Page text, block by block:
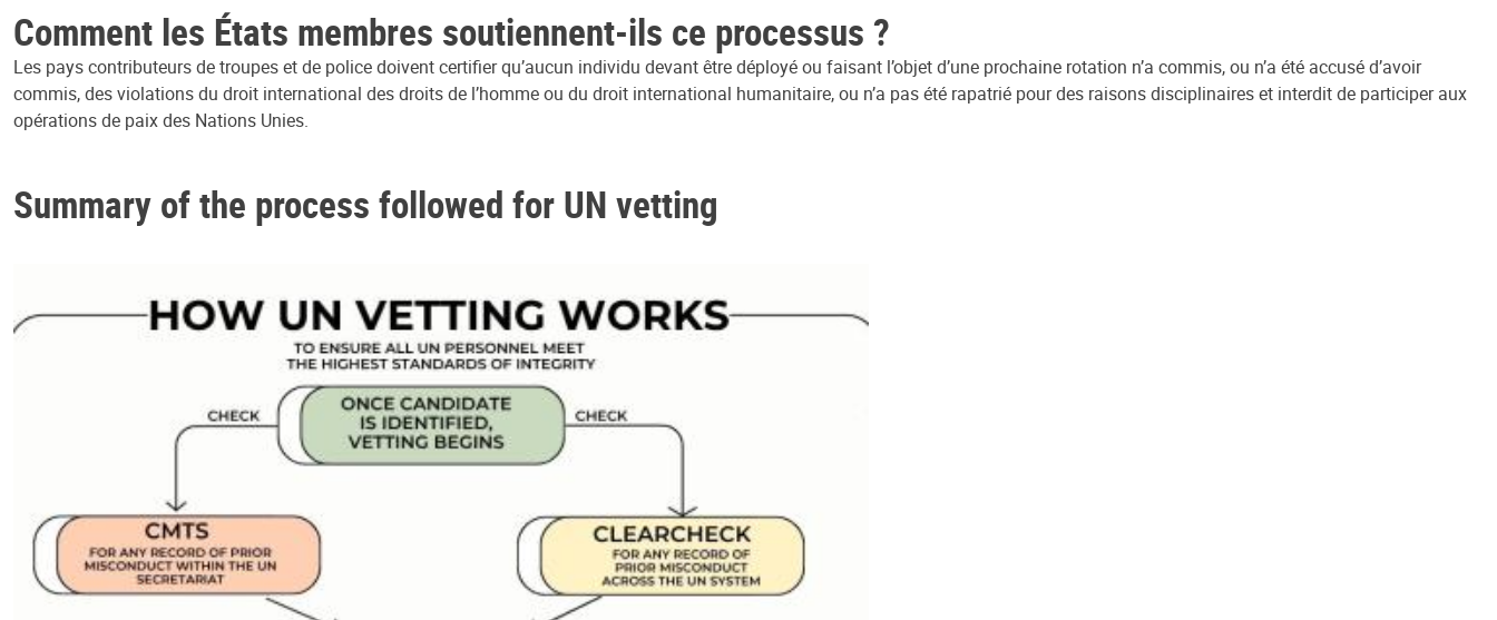
Comment les États membres soutiennent-ils ce processus ?
Les pays contributeurs de troupes et de police doivent certifier qu’aucun individu devant être déployé ou faisant l’objet d’une prochaine rotation n’a commis, ou n’a été accusé d’avoir
commis, des violations du droit international des droits de l’homme ou du droit international humanitaire, ou n’a pas été rapatrié pour des raisons disciplinaires et interdit de participer aux
opérations de paix des Nations Unies.
Summary of the process followed for UN vetting